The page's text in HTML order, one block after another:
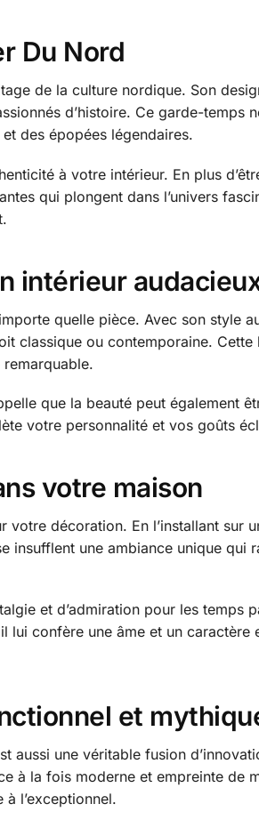
Du Nord
de la culture nordique. Son
d’histoire. Ce garde-temps
des épopées légendaires.
à votre intérieur. En plus
qui plongent dans l’univers
intérieur
quelle pièce. Avec son style
classique ou contemporaine.
que la beauté peut également
votre personnalité et vos goûts
votre maison
votre décoration. En l’installant sur
une ambiance unique qui
et d’admiration pour les temps
lui confère une âme et un caractère
et
aussi une véritable fusion
à la fois moderne et empreinte de
l’exceptionnel.